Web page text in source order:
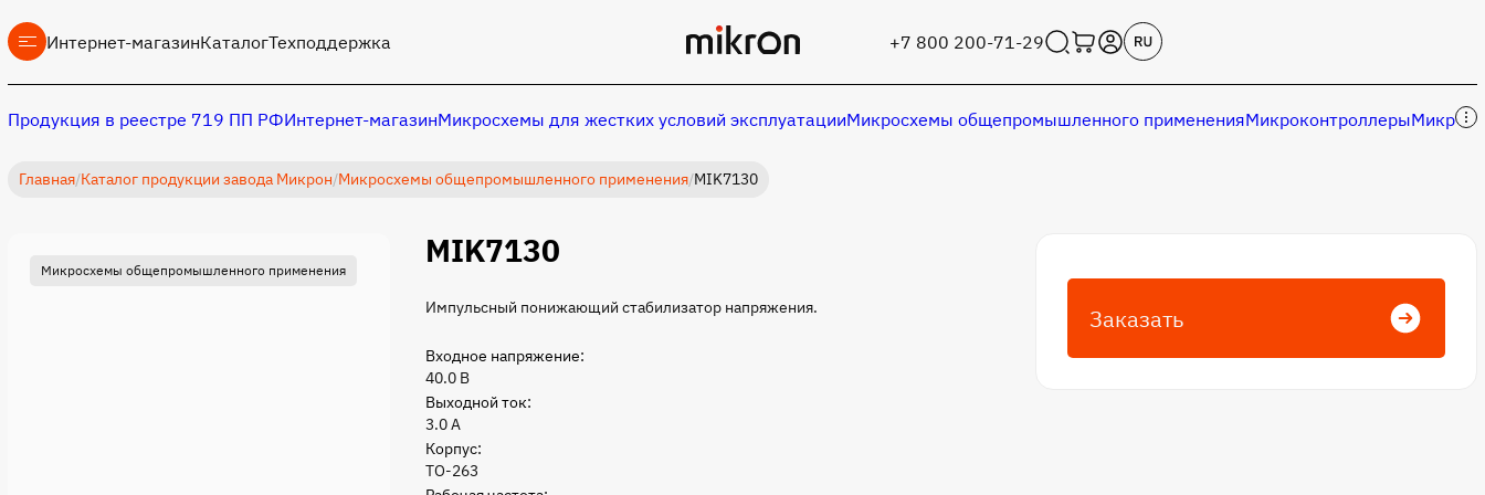
Интернет-магазинКаталогТехподдержка +7 800 200-71-29
Продукция в реестре 719 ПП РФИнтернет-магазинМикросхемы для жестких условий эксплуатацииМикросхемы общепромышленного примененияМикроконтроллеры
Главная/Каталог продукции завода Микрон/Микросхемы общепромышленного применения/MIK7130
MIK7130
Микросхемы общепромышленного применения
Импульсный понижающий стабилизатор напряжения.
Входное напряжение:
40.0 B
Выходной ток:
3.0 А
Корпус:
TO-263
Заказать